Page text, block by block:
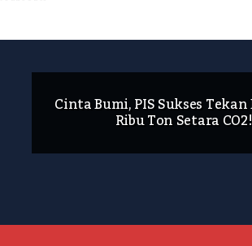
Cinta Bumi, PIS Sukses Tekan
Ribu Ton Setara CO2!